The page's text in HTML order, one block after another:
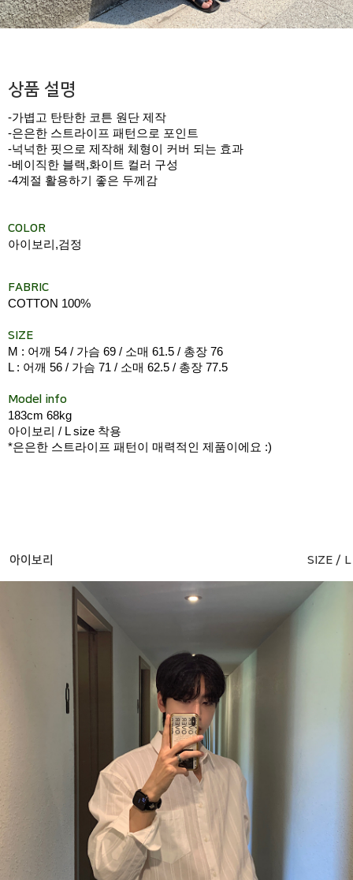
상품 설명
-가볍고 탄탄한 코튼 원단 제작
-은은한 스트라이프 패턴으로 포인트
-넉넉한 핏으로 제작해 체형이 커버 되는 효과
-베이직한 블랙,화이트 컬러 구성
-4계절 활용하기 좋은 두께감
COLOR
아이보리,검정
FABRIC
COTTON 100%
SIZE
M : 어깨 54 / 가슴 69 / 소매 61.5 / 총장 76
L : 어깨 56 / 가슴 71 / 소매 62.5 / 총장 77.5
Model info
183cm 68kg
아이보리 / L size 착용
*은은한 스트라이프 패턴이 매력적인 제품이에요 :)
아이보리 SIZE / L